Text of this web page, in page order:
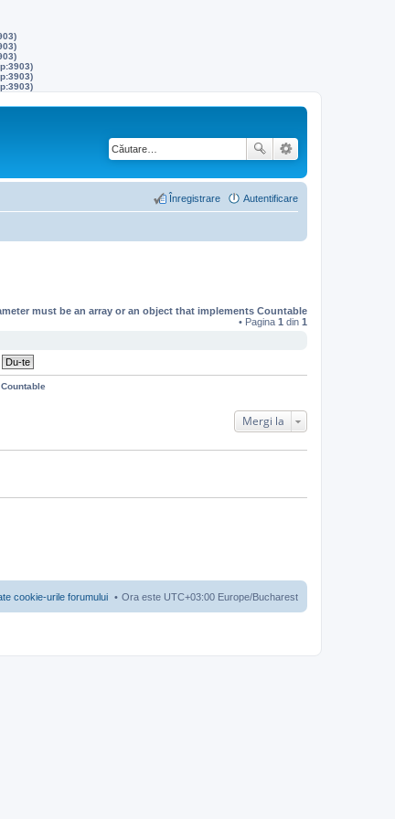
Autentificare
Înregistrare
must be an array or an object that implements Countable
• Pagina 1 din 1
Mergi la
Ora este UTC+03:00 Europe/Bucharest
cookie-urile forumului